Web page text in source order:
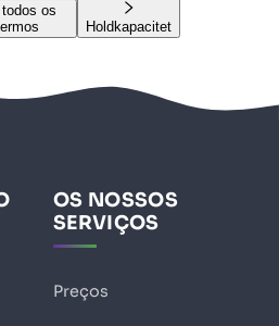
todos os
Holdkapacitet
OS NOSSOS
SERVIÇOS
Preços